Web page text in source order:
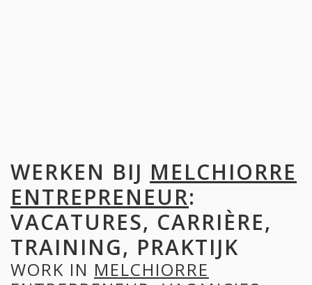
WERKEN BIJ MELCHIORRE
ENTREPRENEUR:
VACATURES, CARRIÈRE,
TRAINING, PRAKTIJK
WORK IN MELCHIORRE